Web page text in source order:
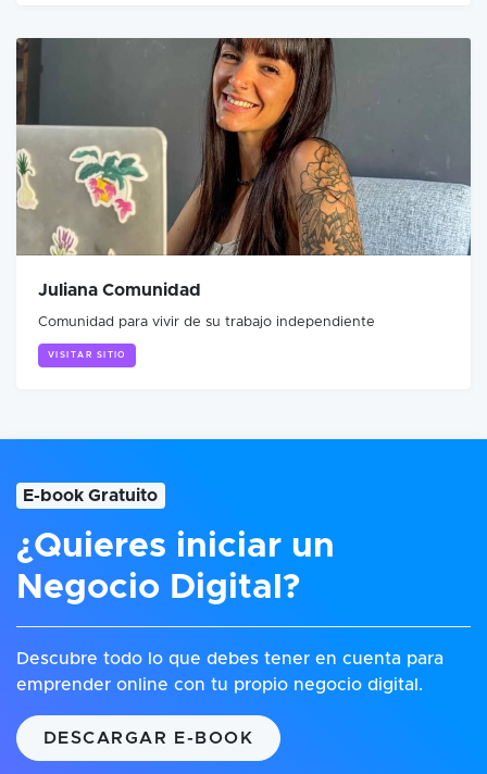
Juliana Comunidad
Comunidad para vivir de su trabajo independiente
VISITAR SITIO
E-book Gratuito
¿Quieres iniciar un
Negocio Digital?
Descubre todo lo que debes tener en cuenta para
emprender online con tu propio negocio digital.
DESCARGAR E-BOOK